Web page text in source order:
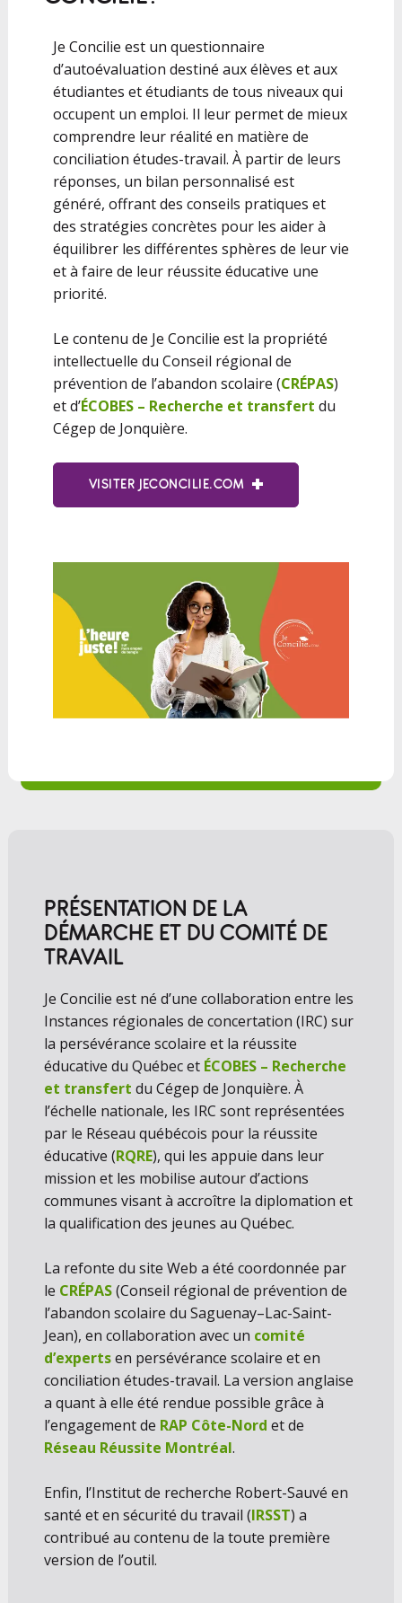
Je Concilie est un questionnaire
d’autoévaluation destiné aux élèves et aux
étudiantes et étudiants de tous niveaux qui
occupent un emploi. Il leur permet de mieux
comprendre leur réalité en matière de
conciliation études-travail. À partir de leurs
réponses, un bilan personnalisé est
généré, offrant des conseils pratiques et
des stratégies concrètes pour les aider à
équilibrer les différentes sphères de leur vie
et à faire de leur réussite éducative une
priorité.
Le contenu de Je Concilie est la propriété
intellectuelle du Conseil régional de
prévention de l’abandon scolaire (CRÉPAS)
et d’ÉCOBES – Recherche et transfert du
Cégep de Jonquière.
VISITER JECONCILIE.COM
PRÉSENTATION DE LA
DÉMARCHE ET DU COMITÉ DE
TRAVAIL
Je Concilie est né d’une collaboration entre les
Instances régionales de concertation (IRC) sur
la persévérance scolaire et la réussite
éducative du Québec et ÉCOBES – Recherche
et transfert du Cégep de Jonquière. À
l’échelle nationale, les IRC sont représentées
par le Réseau québécois pour la réussite
éducative (RQRE), qui les appuie dans leur
mission et les mobilise autour d’actions
communes visant à accroître la diplomation et
la qualification des jeunes au Québec.
La refonte du site Web a été coordonnée par
le CRÉPAS(Conseil régional de prévention de
l’abandon scolaire du Saguenay–Lac-Saint-
Jean), en collaboration avec un comité
d’expertsen persévérance scolaire et en
conciliation études-travail. La version anglaise
a quant à elle été rendue possible grâce à
l’engagement de RAP Côte-Nord et de
Réseau Réussite Montréal.
Enfin, l’Institut de recherche Robert-Sauvé en
santé et en sécurité du travail (IRSST) a
contribué au contenu de la toute première
version de l’outil.